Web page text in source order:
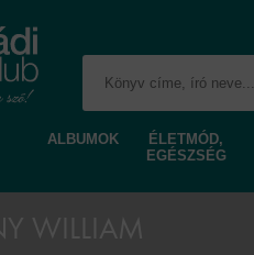
ALBUMOK
ÉLETMÓD,
EGÉSZSÉG